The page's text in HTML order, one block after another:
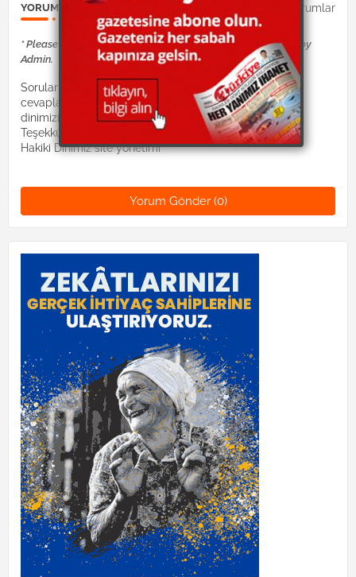
YORUM GÖNDER 0Yorumlar
* Please Don't Spam Here. All the Comments are Reviewed by
Admin.
Sorularınız Dinimiz İslam hocaları tarafından
cevaplandırılacaktır. Lütfen suallerinizi:
dinimizislam2@gmail.com mail adresine gönderiniz.
Teşekkürler.
Hakiki Dinimiz site yönetimi
Yorum Gönder (0)